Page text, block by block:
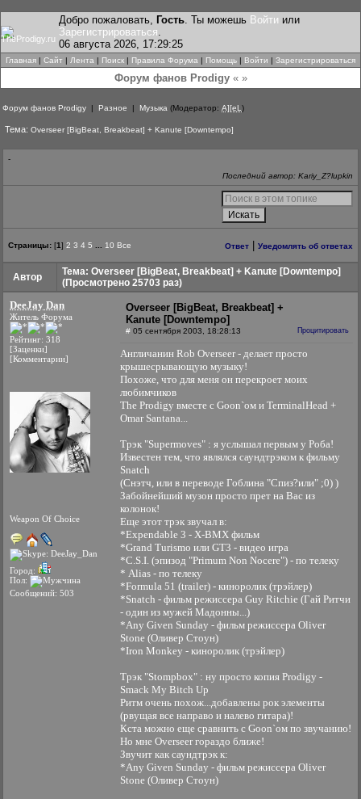
Добро пожаловать, Гость. Ты можешь Войти или
Зарегистрироваться.
06 августа 2026, 17:29:25
Главная | Сайт | Лента | Поиск | Правила Форума | Помощь | Войти | Зарегистрироваться
Форум фанов Prodigy« »
Форум фанов Prodigy | Разное | Музыка (Модератор: A][eL )
Тема: Overseer [BigBeat, Breakbeat] + Kanute [Downtempo]
-
Последний автор: Kariy_Z?lupkin
Страницы: [1] 2 3 4 5 10 Все Ответ Уведомлять об ответах
Автор
Тема: Overseer [BigBeat, Breakbeat] + Kanute [Downtempo]
(Просмотрено 25703 раз)
DeeJay Dan
Житель Форума
Рейтинг: 318
[Заценки]
[Комментарии]
Weapon Of Choice
Город:
Пол:
Сообщений: 503
Overseer [BigBeat, Breakbeat] +
Kanute [Downtempo]
# 05 сентября 2003, 18:28:13 Процитировать
Англичанин Rob Overseer - делает просто
крышесрывающую музыку!
Похоже, что для меня он перекроет моих
любимчиков
The Prodigy вместе с Goon`ом и TerminalHead +
Omar Santana...
Трэк "Supermoves" : я услышал первым у Роба!
Известен тем, что являлся саундтрэком к фильму
Snatch
(Снэтч, или в переводе Гоблина "Спиз?или" ;0) )
Забойнейший музон просто прет на Вас из
колонок!
Еще этот трэк звучал в:
*Expendable 3 - X-BMX фильм
*Grand Turismo или GT3 - видео игра
*C.S.I. (эпизод "Primum Non Nocere") - по телеку
* Alias - по телеку
*Formula 51 (trailer) - киноролик (трэйлер)
*Snatch - фильм режиссера Guy Ritchie (Гай Ритчи
- один из мужей Мадонны...)
*Any Given Sunday - фильм режиссера Oliver
Stone (Оливер Стоун)
*Iron Monkey - киноролик (трэйлер)
Трэк "Stompbox" : ну просто копия Prodigy -
Smack My Bitch Up
Ритм очень похож...добавлены рок элементы
(рвущая все направо и налево гитара)!
Кста можно еще сравнить с Goon`ом по звучанию!
Но мне Overseer гораздо ближе!
Звучит как саундтрэк к:
*Any Given Sunday - фильм режиссера Oliver
Stone (Оливер Стоун)